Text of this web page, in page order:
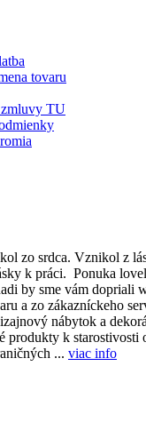
tovaru
TU
zo srdca. Vznikol z
k práci. Ponuka
by sme vám dopriali
a zo zákazníckeho
nábytok a
produkty k starostivosti
... viac info